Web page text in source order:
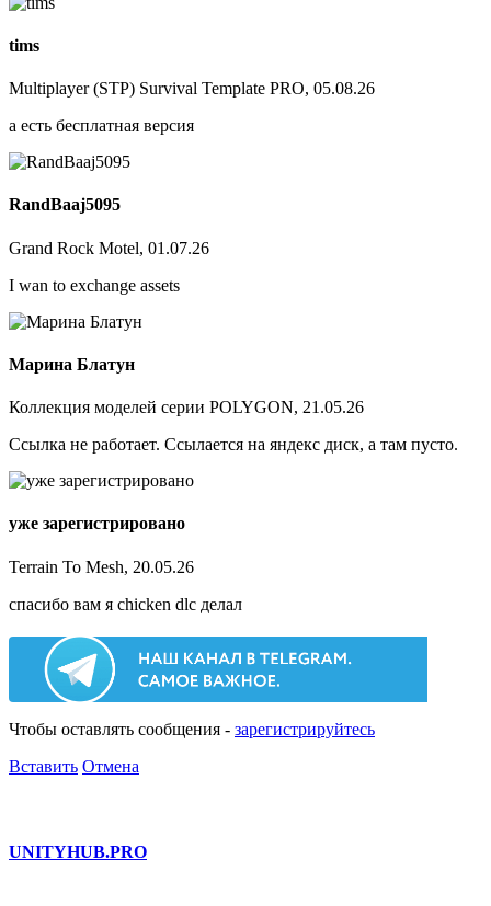
tims
Multiplayer (STP) Survival Template PRO, 05.08.26
а есть бесплатная версия
RandBaaj5095
Grand Rock Motel, 01.07.26
I wan to exchange assets
Марина Блатун
Коллекция моделей серии POLYGON, 21.05.26
Ссылка не работает. Ссылается на яндекс диск, а там пусто.
уже зарегистрировано
Terrain To Mesh, 20.05.26
спасибо вам я chicken dlc делал
Чтобы оставлять сообщения - зарегистрируйтесь
Вставить Отмена
UNITYHUB.PRO